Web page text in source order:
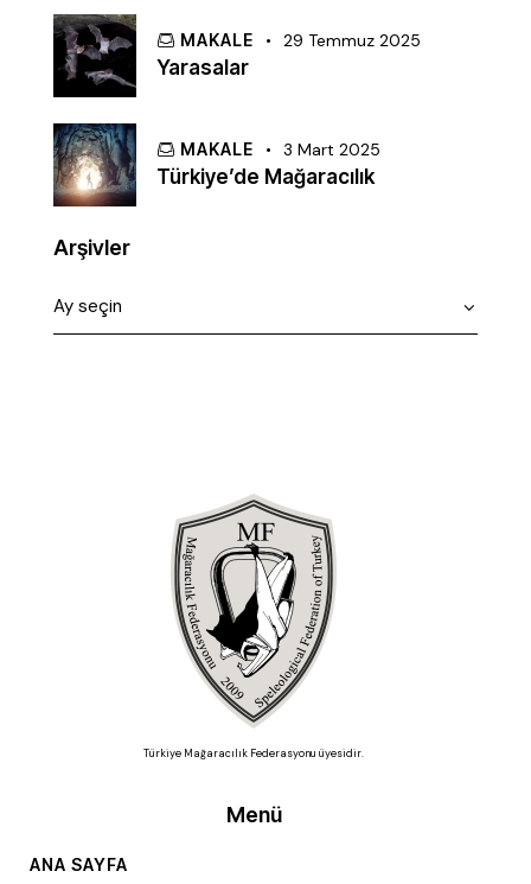
MAKALE 29 Temmuz 2025
Yarasalar
MAKALE 3 Mart 2025
Türkiye’de Mağaracılık
Arşivler
Türkiye Mağaracılık Federasyonu üyesidir.
Menü
ANA SAYFA